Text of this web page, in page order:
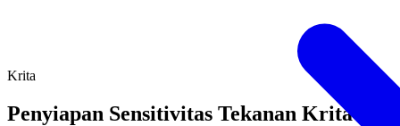
Krita
Penyiapan Sensitivitas Tekanan Krita